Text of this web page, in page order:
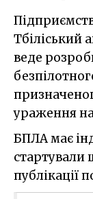
Підприємство "Тбілавіамшені" (колишній
Тбіліський
веде
ураження
БПЛА має
стартували
публікації